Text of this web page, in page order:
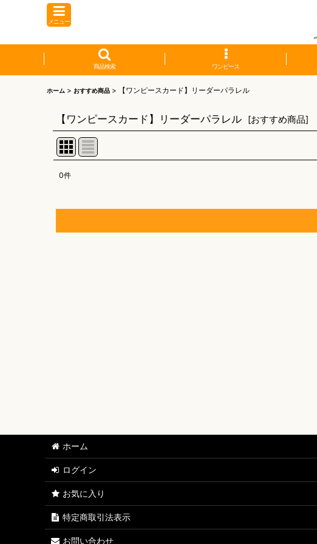
メニュー
商品検索 ワンピース
ホーム > おすすめ商品 > 【ワンピースカード】リーダーパラレル
【ワンピースカード】リーダーパラレル [おすすめ商品]
0件
【ワンピースカード】エクストラブースター ONE PIECE
【ワンピースカード】ブースターパック 受け継がれる意志【OP-
【ワンピースカード】プレミアムブースター ONE PIECE CARD
【ワンピースカード】ブースターパック 師弟の絆【OP-12】
【ワンピースカード】ブースターパック 神速の拳【OP-11】
ホーム
ログイン
お気に入り
特定商取引法表示
お問い合わせ